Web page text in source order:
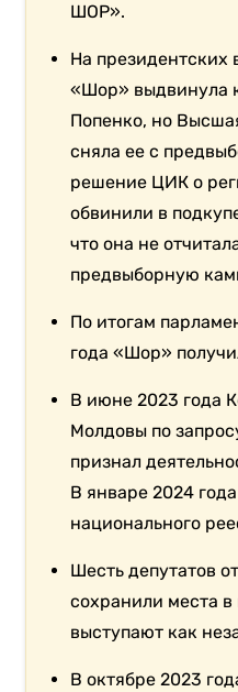
ШОР».
На президентских
«Шор» выдвинула
Попенко, но
сняла ее с
решение ЦИК о
обвинили в
что она не
предвыборную
По итогам
года «Шор»
В июне 2023 года
Молдовы по
признал
В январе 2024
национального
Шесть депутатов
сохранили места в
выступают как
В октябре 2023